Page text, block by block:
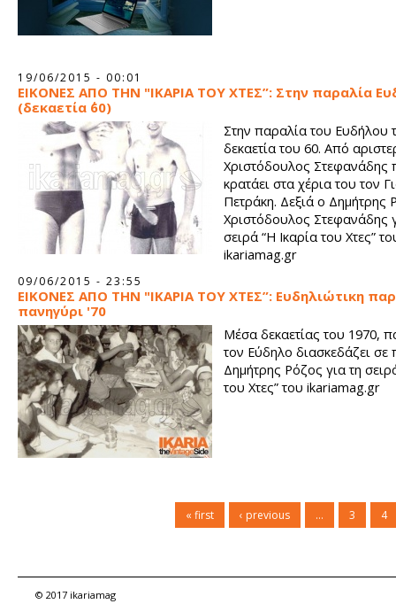
19/06/2015 - 00:01
ΕΙΚΟΝΕΣ ΑΠΟ ΤΗΝ "ΙΚΑΡΙΑ ΤΟΥ ΧΤΕΣ”: Στην παραλία
(δεκαετία ΄60)
Στην παραλία του Ευδήλου
δεκαετία του 60. Από
Χριστόδουλος Στεφανάδης
κρατάει στα χέρια του τον
Πετράκη. Δεξιά ο Δημήτρης
Χριστόδουλος Στεφανάδης
σειρά “Η Ικαρία του Χτες”
ikariamag.gr
09/06/2015 - 23:55
ΕΙΚΟΝΕΣ ΑΠΟ ΤΗΝ "ΙΚΑΡΙΑ ΤΟΥ ΧΤΕΣ”: Ευδηλιώτικη
πανηγύρι '70
Μέσα δεκαετίας του 1970,
τον Εύδηλο διασκεδάζει σε
Δημήτρης Ρόζος για τη
του Χτες” του ikariamag.gr
« first ‹ previous … 3 4
© 2017 ikariamag